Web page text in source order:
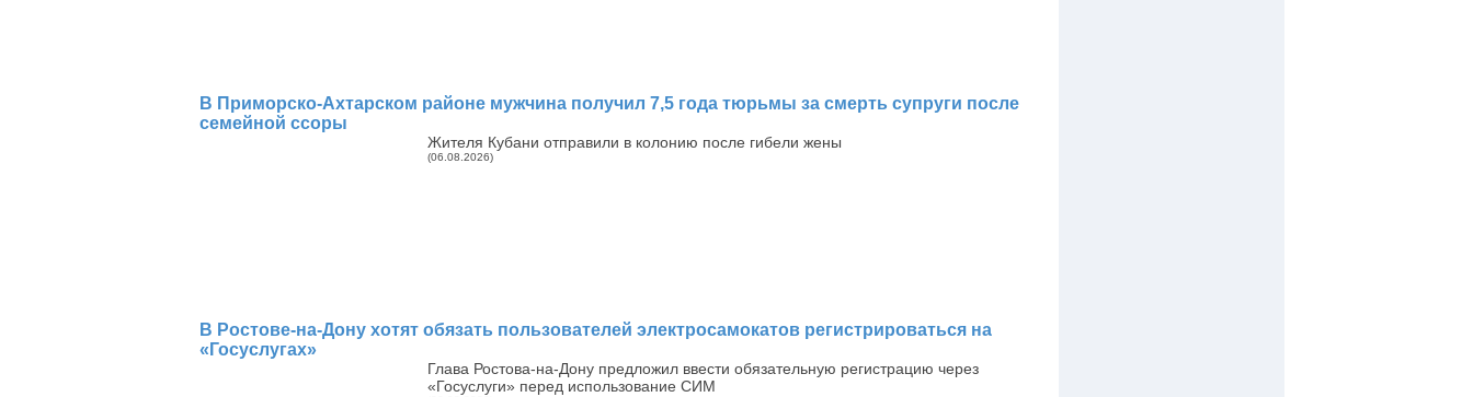
В Приморско-Ахтарском районе мужчина получил 7,5 года тюрьмы за смерть супруги после
семейной ссоры
Жителя Кубани отправили в колонию после гибели жены
(06.08.2026)
В Ростове-на-Дону хотят обязать пользователей электросамокатов регистрироваться на
«Госуслугах»
Глава Ростова-на-Дону предложил ввести обязательную регистрацию через
«Госуслуги» перед использование СИМ